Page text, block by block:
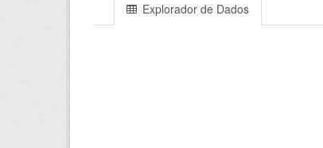
Explorador de Dados